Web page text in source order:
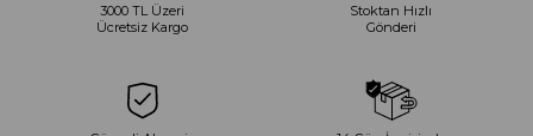
3000 TL Üzeri
Ücretsiz Kargo
Stoktan Hızlı
Gönderi